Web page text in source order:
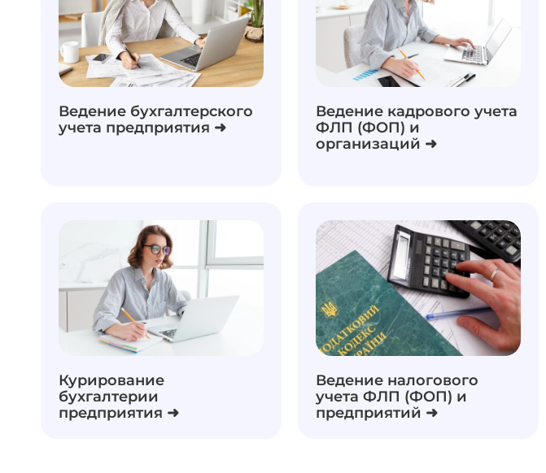
Ведение бухгалтерского
учета предприятия ➜
Ведение кадрового учета
ФЛП (ФОП) и
организаций ➜
Курирование
бухгалтерии
предприятия ➜
Ведение налогового
учета ФЛП (ФОП) и
предприятий ➜